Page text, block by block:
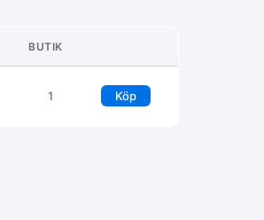
BUTIK
1 Köp